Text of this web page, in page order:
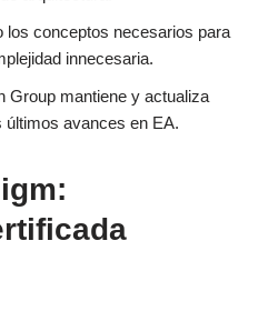
los conceptos necesarios para
innecesaria.
Group mantiene y actualiza
últimos avances en EA.